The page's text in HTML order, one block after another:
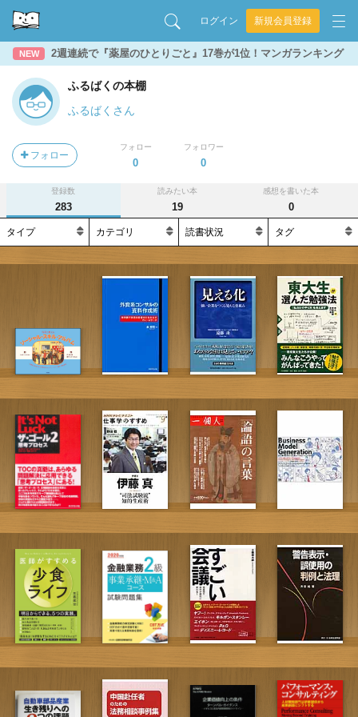
ログイン 新規会員登録
NEW 2週連続で『薬屋のひとりごと』17巻が1位！マンガランキング
ふるばくの本棚
ふるばくさん
フォロー
フォロー
0
フォロワー
0
登録数
283
読みたい本
19
感想を書いた本
0